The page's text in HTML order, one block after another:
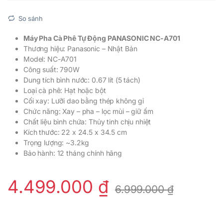
So sánh
Máy Pha Cà Phê Tự Động PANASONIC NC-A701
Thương hiệu: Panasonic – Nhật Bản
Model: NC-A701
Công suất: 790W
Dung tích bình nước: 0.67 lít (5 tách)
Loại cà phê: Hạt hoặc bột
Cối xay: Lưỡi dao bằng thép không gỉ
Chức năng: Xay – pha – lọc mùi – giữ ấm
Chất liệu bình chứa: Thủy tinh chịu nhiệt
Kích thước: 22 x 24.5 x 34.5 cm
Trọng lượng: ~3.2kg
Bảo hành: 12 tháng chính hãng
4.499.000 ₫ 6.999.000₫